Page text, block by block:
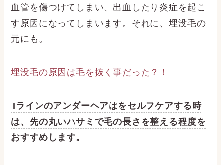
血管を傷つけてしまい、出血したり炎症を起こ
す原因になってしまいます。それに、埋没毛の
元にも。
埋没毛の原因は毛を抜く事だった？！
Iラインのアンダーヘアはをセルフケアする時
は、先の丸いハサミで毛の長さを整える程度を
おすすめします。